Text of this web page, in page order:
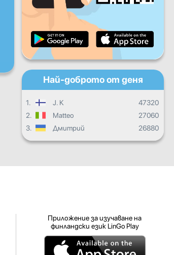
Общ прогрес
Най-доброто от деня
1. J. K
47320
2.
Matteo
27060
3.
Дмитрий 26880
Приложение за изучаване на
финландски език LinGo Play